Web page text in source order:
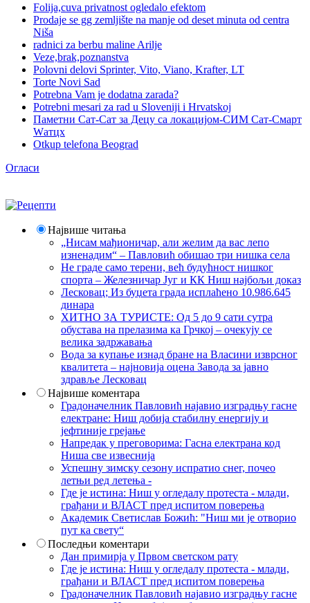
Folija,cuva privatnost ogledalo efektom
Prodaje se gg zemljište na manje od deset minuta od centra
Niša
radnici za berbu maline Arilje
Veze,brak,poznanstva
Polovni delovi Sprinter, Vito, Viano, Krafter, LT
Torte Novi Sad
Potrebna Vam je dodatna zarada?
Potrebni mesari za rad u Sloveniji i Hrvatskoj
Паметни Сат-Сат за Децу са локацијом-СИМ Сат-Смарт
Wатцх
Otkup telefona Beograd
Огласи
Највише читања
„Нисам мађионичар, али желим да вас лепо
изненадим“ – Павловић обишао три нишка села
Не граде само терени, већ будућност нишког
спорта – Железничар Југ и КК Ниш најбољи доказ
Лесковац; Из буџета града исплаћено 10.986.645
динара
ХИТНО ЗА ТУРИСТЕ: Од 5 до 9 сати сутра
обустава на прелазима ка Грчкој – очекују се
велика задржавања
Вода за купање изнад бране на Власини изврсног
квалитета – најновија оцена Завода за јавно
здравље Лесковац
Највише коментара
Градоначелник Павловић најавио изградњу гасне
електране: Ниш добија стабилну енергију и
јефтиније грејање
Напредак у преговорима: Гасна електрана код
Ниша све извеснија
Успешну зимску сезону испратио снег, почео
летњи ред летења -
Где је истина: Ниш у огледалу протеста - млади,
грађани и ВЛАСТ пред испитом поверења
Академик Светислав Божић: "Ниш ми је отворио
пут ка свету“
Последњи коментари
Дан примирја у Првом светском рату
Где је истина: Ниш у огледалу протеста - млади,
грађани и ВЛАСТ пред испитом поверења
Градоначелник Павловић најавио изградњу гасне